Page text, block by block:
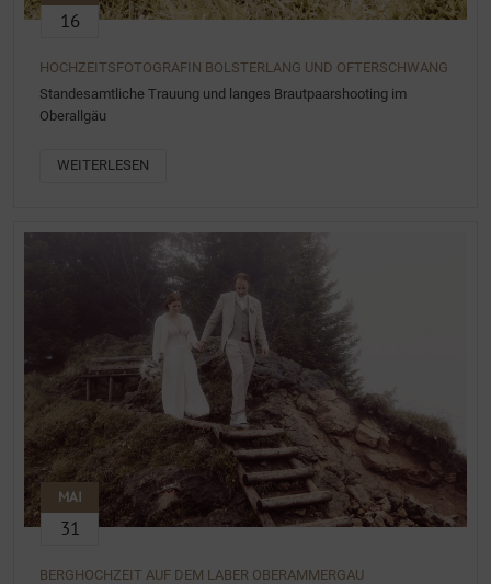
16
HOCHZEITSFOTOGRAFIN BOLSTERLANG UND OFTERSCHWANG
Standesamtliche Trauung und langes Brautpaarshooting im
Oberallgäu
WEITERLESEN
MAI
31
BERGHOCHZEIT AUF DEM LABER OBERAMMERGAU